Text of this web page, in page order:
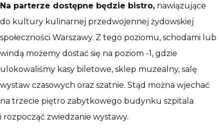
Na parterze dostępne będzie bistro, nawiązujące
do kultury kulinarnej przedwojennej żydowskiej
społeczności Warszawy. Z tego poziomu, schodami lub
windą możemy dostać się na poziom -1, gdzie
ulokowaliśmy kasy biletowe, sklep muzealny, salę
wystaw czasowych oraz szatnie. Stąd można wjechać
na trzecie piętro zabytkowego budynku szpitala
i rozpocząć zwiedzanie wystawy.